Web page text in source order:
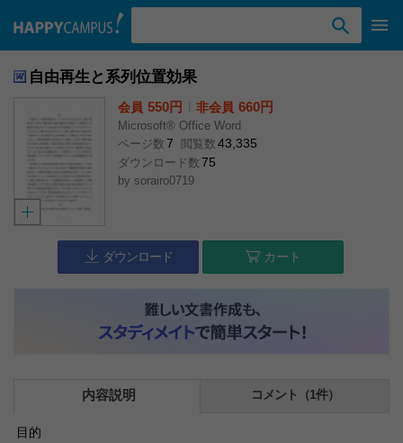
自由再生と系列位置効果
会員 550円 非会員 660円
Microsoft® Office Word
ページ数 7 閲覧数 43,335
ダウンロード数 75
by sorairo0719
ダウンロード カート
内容説明 コメント（1件）
目的